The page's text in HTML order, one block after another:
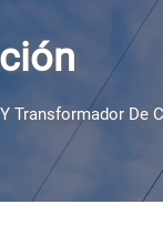
Transformador De